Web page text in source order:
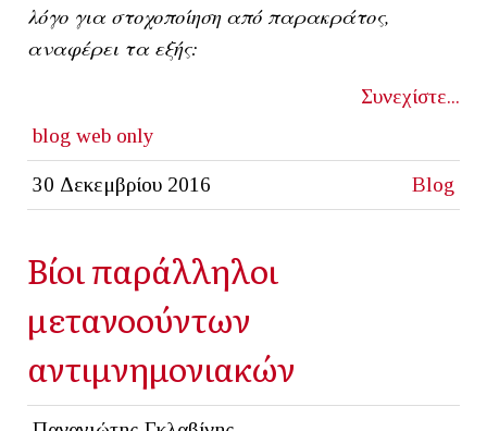
λόγο για στοχοποίηση από παρακράτος,
αναφέρει τα εξής:
Συνεχίστε...
blog web only
30 Δεκεμβρίου 2016 Blog
Βίοι παράλληλοι
μετανοούντων
αντιμνημονιακών